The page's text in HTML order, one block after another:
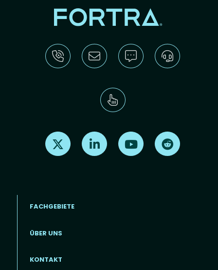
Find us on X Find us on LinkedInFind us on Youtube
Footer menu (DE)
FACHGEBIETE
ÜBER UNS
KONTAKT